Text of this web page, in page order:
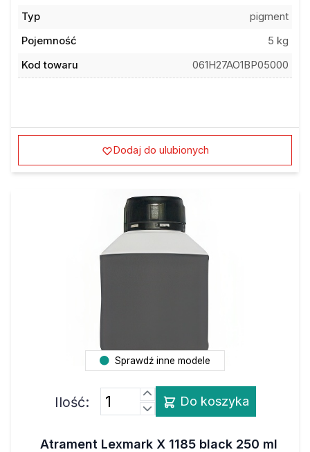
Typ
pigment
Pojemność
5 kg
Kod towaru
061H27AO1BP05000
Dodaj do ulubionych
Sprawdź inne modele
Ilość: Do koszyka
Atrament Lexmark X 1185 black 250 ml